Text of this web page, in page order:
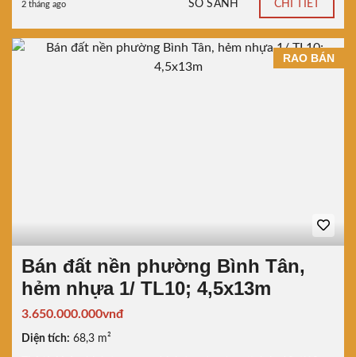
2 tháng ago SO SÁNH CHI TIẾT
RAO BÁN
Bán đất nền phường Bình Tân,
hẻm nhựa 1/ TL10; 4,5x13m
3.650.000.000vnđ
Diện tích: 68,3 m²